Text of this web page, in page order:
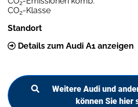
2
CO2-Klasse
Standort
Details zum Audi A1 anzeigen
Weitere Audi und
können Sie hier